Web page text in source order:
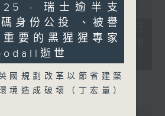
19:18
研究指過度沉浸白日
、巴基斯坦取消衛生用
價使用衛生巾
神科專科醫生）
- 瑞士逾半支
身份公投 、被譽
要的黑猩猩專家
逝世
國規劃改革以節省建築
境造成破壞（丁宏量）